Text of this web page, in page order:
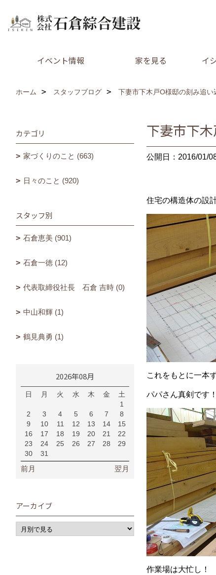
イベント情報 家を見る イ
ホーム スタッフブログ 下妻市下木戸O様邸の刻み追い
下妻市下
公開日：2016/01/
住宅の構造体の設
これをもとに一本
パパさん真剣です！
作業場は大忙し！
カテゴリ
家づくりのこと (663)
日々のこと (920)
スタッフ別
石倉恵美 (901)
石倉一徳 (12)
代表取締役社長 石倉 吉時 (0)
中山和輝 (1)
鶴見典勇 (1)
2026年08月
日 月 火 水 木 金
土
1
2
3 4 5 6 7
8
9
10 11 12 13 14
15
16
17 18 19 20 21
22
23
24 25 26 27 28
29
30
31
前月 翌月
アーカイブ